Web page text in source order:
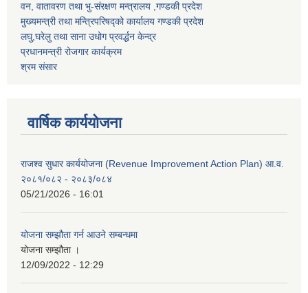
वन, वातावरण तथा भु-संरक्षण मन्त्रालय ,गण्डकी प्रदेश
मुख्यमन्त्री तथा मन्त्रिपरिषद्को कार्यालय गण्डकी प्रदेश
लघु,घरेलु तथा साना उधोग प्रवर्द्धन केन्द्र
प्रधानमन्त्री रोजगार कार्यक्रम
श्रम संसार
वार्षिक कार्ययोजना
राजश्व सुधार कार्ययोजना (Revenue Improvement Action Plan) आ.व.
२०८१/०८२ - २०८३/०८४
05/21/2026 - 16:01
योजना सम्झौता गर्न आउने सम्बन्धमा
योजना सम्झौता ।
12/09/2022 - 12:29